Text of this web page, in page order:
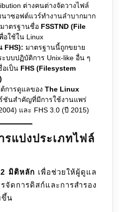
ต่างคนต่างจัดวางไฟล์
าซอฟต์แวร์ทำงานลำบากมาก
าตรฐานชื่อ FSSTND (File
อใช้ใน Linux
FHS): มาตรฐานนี้ถูกขยาย
บบปฏิบัติการ Unix-like อื่น ๆ
อเป็น FHS (Filesystem
การดูแลของ The Linux
ชันสำคัญที่มีการใช้งานแพร่
และ FHS 3.0 (ปี 2015)
แบ่งประเภทไฟล์
2 มิติหลัก เพื่อช่วยให้ผู้ดูแล
ดการดิสก์และการสำรอง
ขึ้น